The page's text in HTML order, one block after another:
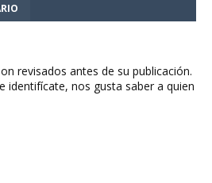
revisados antes de su publicación.
identifícate, nos gusta saber a quien